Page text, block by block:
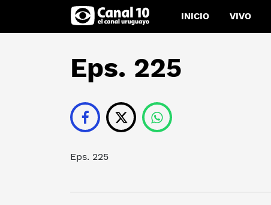
INICIO VIVO
Eps. 225
Eps. 225